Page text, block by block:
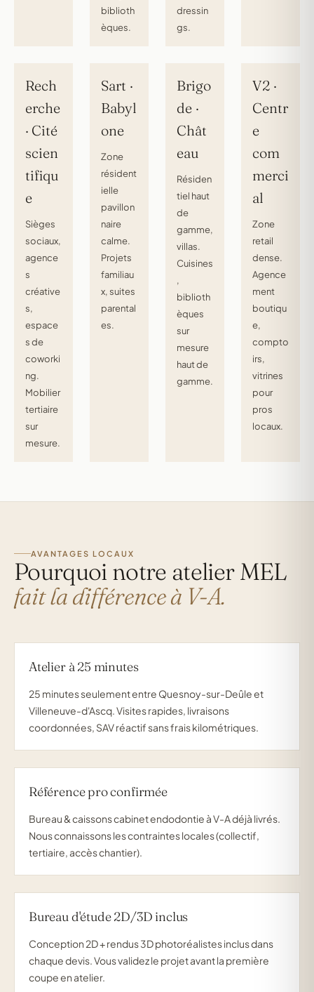
biblioth
èques.
dressin
gs.
Rech
erche
· Cité
scien
tifiqu
e
Sièges
sociaux,
agence
s
créative
s,
espace
s de
coworki
ng.
Mobilier
tertiaire
sur
mesure.
Sart ·
Babyl
one
Zone
résident
ielle
pavillon
naire
calme.
Projets
familiau
x, suites
parental
es.
Brigo
de ·
Chât
eau
Résiden
tiel haut
de
gamme,
villas.
Cuisines
,
biblioth
èques
sur
mesure
haut de
gamme.
V2 ·
Centr
e
com
merci
al
Zone
retail
dense.
Agence
ment
boutiqu
e,
compto
irs,
vitrines
pour
pros
locaux.
AVANTAGES LOCAUX
Pourquoi notre atelier MEL
fait la différence à V-A.
Atelier à 25 minutes
25 minutes seulement entre Quesnoy-sur-Deûle et
Villeneuve-d'Ascq. Visites rapides, livraisons
coordonnées, SAV réactif sans frais kilométriques.
Référence pro confirmée
Bureau & caissons cabinet endodontie à V-A déjà livrés.
Nous connaissons les contraintes locales (collectif,
tertiaire, accès chantier).
Bureau d'étude 2D/3D inclus
Conception 2D + rendus 3D photoréalistes inclus dans
chaque devis. Vous validez le projet avant la première
coupe en atelier.